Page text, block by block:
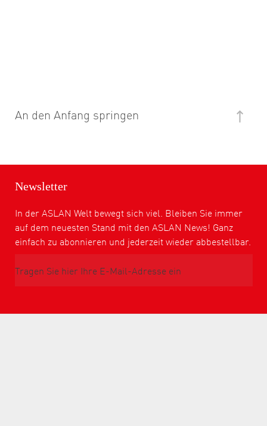
An den Anfang springen
Newsletter
In der ASLAN Welt bewegt sich viel. Bleiben Sie immer
auf dem neuesten Stand mit den ASLAN News! Ganz
einfach zu abonnieren und jederzeit wieder abbestellbar.